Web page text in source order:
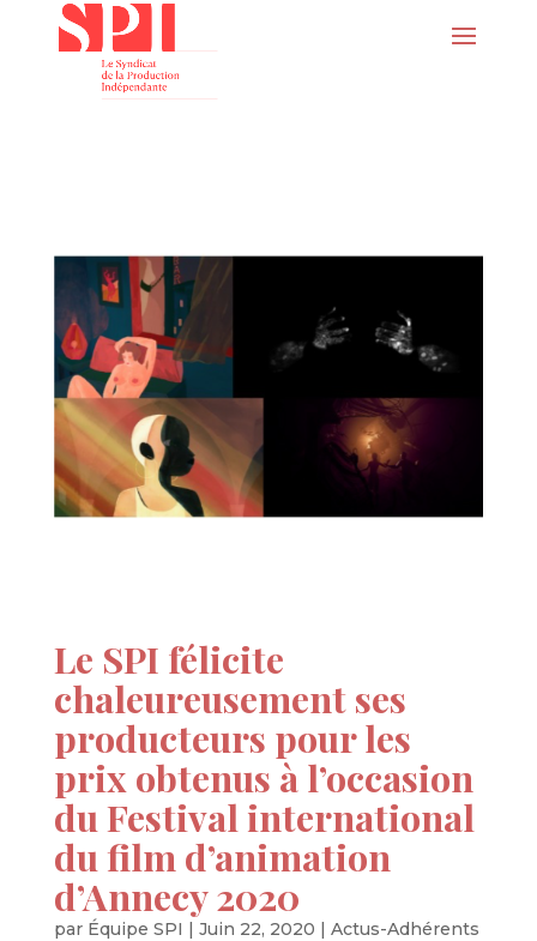
Le SPI félicite
chaleureusement ses
producteurs pour les
prix obtenus à l’occasion
du Festival international
du film d’animation
d’Annecy 2020
par Équipe SPI | Juin 22, 2020 | Actus-Adhérents